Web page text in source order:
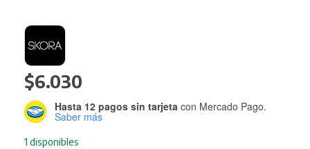
$6.030
1 disponibles
Hasta 12 pagos sin tarjeta con Mercado Pago.
Saber más